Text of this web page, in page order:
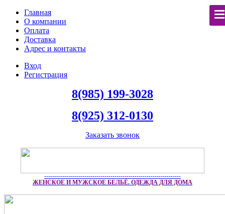
Главная
О компании
Оплата
Доставка
Адрес и контакты
Вход
Регистрация
8(985) 199-3028
8(925) 312-0130
Заказать звонок
--------------------------------------------------------------------
ЖЕНСКОЕ И МУЖСКОЕ БЕЛЬЁ. ОДЕЖДА ДЛЯ ДОМА